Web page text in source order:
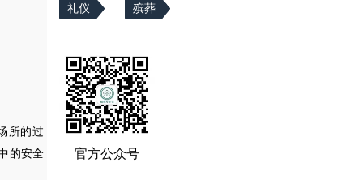
所的过
的安全
礼仪 殡葬
官方公众号